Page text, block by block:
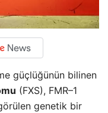
güçlüğünün bilinen
(FXS), FMR–1
genetik bir